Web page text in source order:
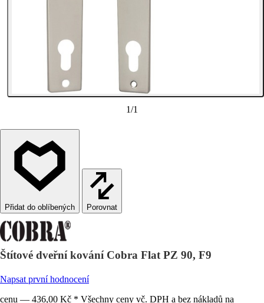
1/1
Porovnat
Štítové dveřní kování Cobra Flat PZ 90, F9
Napsat první hodnocení
cenu — 436,00 Kč * Všechny ceny vč. DPH a bez nákladů na